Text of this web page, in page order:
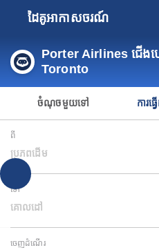
ដៃគូអាកាសចរណ៍
Porter Airlines ជើង
Toronto
ចំណុចមួយទៅ ការធ្
ពី
ប្រភពដើម
ទៅ
គោលដៅ
ចេញដំណើរ